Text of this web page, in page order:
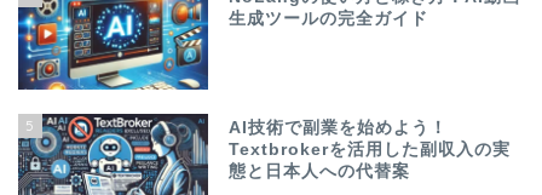
生成ツールの完全ガイド
5
AI技術で副業を始めよう！
Textbrokerを活用した副収入の実
態と日本人への代替案